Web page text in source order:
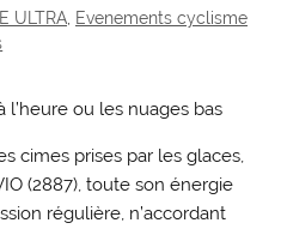
ULTRA Evenements cyclisme
l’heure ou les nuages bas
cimes prises par les glaces,
(2887), toute son énergie
régulière, n’accordant